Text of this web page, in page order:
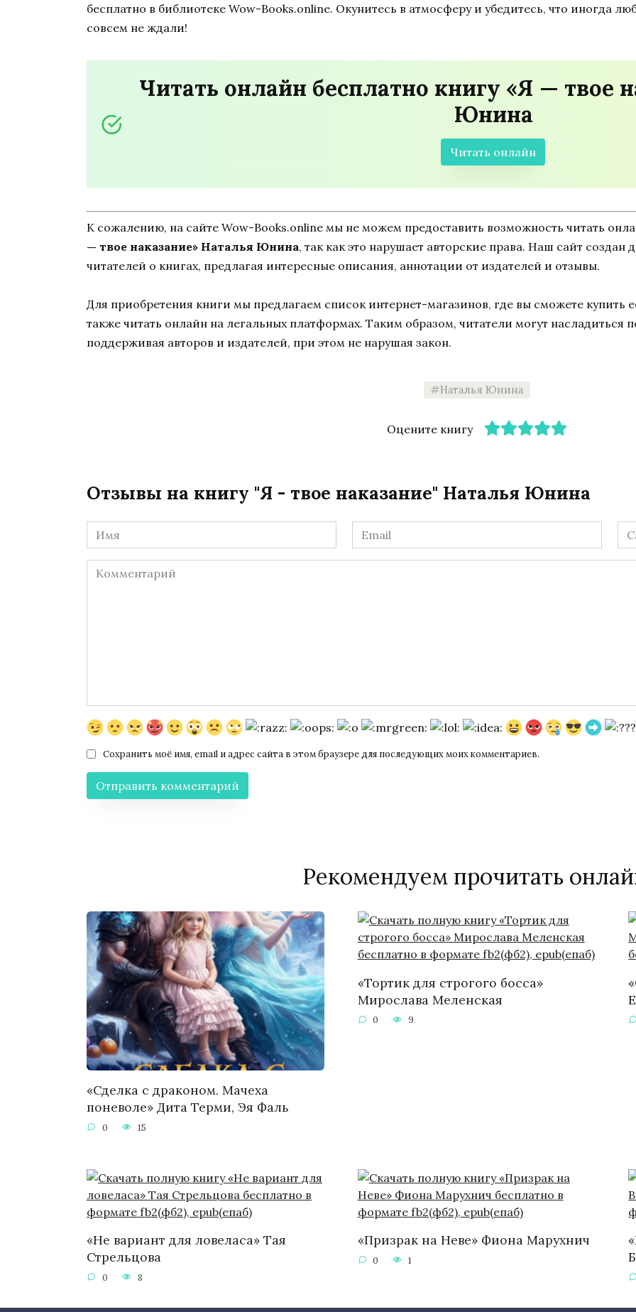
бесплатно в библиотеке Wow-Books.online. Окунитесь в атмосферу и убедитесь, что иногда
совсем не ждали!
Читать онлайн бесплатно книгу «Я — твое
Юнина
Читать онлайн
К сожалению, на сайте Wow-Books.online мы не можем предоставить возможность читать
— твое наказание» Наталья Юнина, так как это нарушает авторские права. Наш сайт
читателей о книгах, предлагая интересные описания, аннотации от издателей и отзывы.
Для приобретения книги мы предлагаем список интернет-магазинов, где вы сможете купить
также читать онлайн на легальных платформах. Таким образом, читатели могут насладиться
поддерживая авторов и издателей, при этом не нарушая закон.
Наталья Юнина
Оцените книгу
Отзывы на книгу "Я - твое наказание" Наталья Юнина
Имя
*
Email
*
Комментарий
Сохранить моё имя, email и адрес сайта в этом браузере для последующих моих комментариев.
Рекомендуем прочитать
«Сделка с драконом. Мачеха
поневоле» Дита Терми, Эя Фаль
0 15
«Тортик для строгого босса»
Мирослава Меленская
0 9
«Не вариант для ловеласа» Тая
Стрельцова
0 8
«Призрак на Неве» Фиона Марухнич
0 1